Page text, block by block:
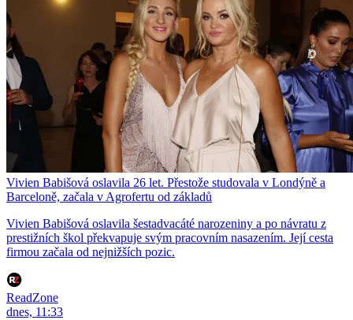
Vivien Babišová oslavila 26 let. Přestože studovala v Londýně a
Barceloně, začala v Agrofertu od základů
Vivien Babišová oslavila šestadvacáté narozeniny a po návratu z
prestižních škol překvapuje svým pracovním nasazením. Její cesta
firmou začala od nejnižších pozic.
ReadZone
dnes, 11:33